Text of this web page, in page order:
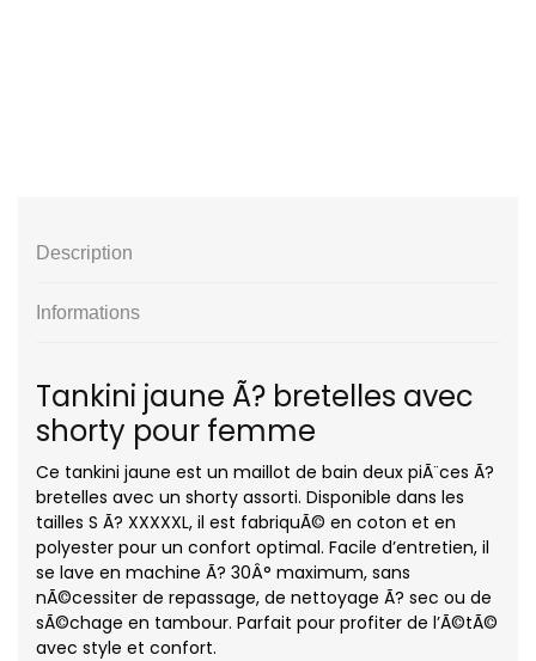
Description
Informations
Tankini jaune Ã? bretelles avec
shorty pour femme
Ce tankini jaune est un maillot de bain deux piÃ¨ces Ã?
bretelles avec un shorty assorti. Disponible dans les
tailles S Ã? XXXXXL, il est fabriquÃ© en coton et en
polyester pour un confort optimal. Facile d’entretien, il
se lave en machine Ã? 30Â° maximum, sans
nÃ©cessiter de repassage, de nettoyage Ã? sec ou de
sÃ©chage en tambour. Parfait pour profiter de l’Ã©tÃ©
avec style et confort.